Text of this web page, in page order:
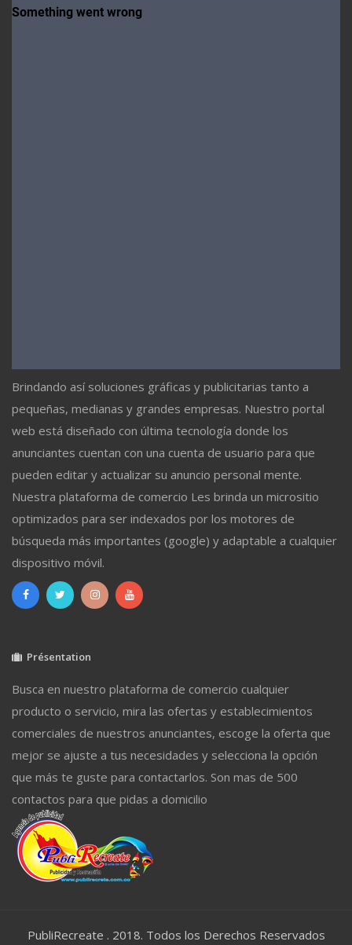
Brindando así soluciones gráficas y publicitarias tanto a
pequeñas, medianas y grandes empresas. Nuestro portal
web está diseñado con última tecnología donde los
anunciantes cuentan con una cuenta de usuario para que
pueden editar y actualizar su anuncio personal mente.
Nuestra plataforma de comercio Les brinda un micrositio
optimizados para ser indexados por los motores de
búsqueda más importantes (google) y adaptable a cualquier
dispositivo móvil.
Présentation
Busca en nuestro plataforma de comercio cualquier
producto o servicio, mira las ofertas y establecimientos
comerciales de nuestros anunciantes, escoge la oferta que
mejor se ajuste a tus necesidades y selecciona la opción
que más te guste para contactarlos. Son mas de 500
contactos para que pidas a domicilio
PubliRecreate . 2018. Todos los Derechos Reservados